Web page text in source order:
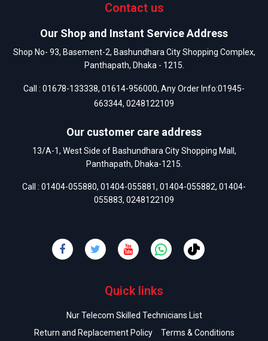
Contact us
Our Shop and Instant Service Address
Shop No- 93, Basement-2, Bashundhara City Shopping Complex,
Panthapath, Dhaka - 1215.
Call : 01678-133338, 01614-956000, Any Order Info:01945-
663344, 0248122109
Our customer care address
13/A-1, West Side of Bashundhara City Shopping Mall,
Panthapath, Dhaka-1215.
Call : 01404-055880, 01404-055881, 01404-055882, 01404-
055883, 0248122109
Quick links
Nur Telecom Skilled Technicians List
Return and Replacement Policy
Terms & Conditions